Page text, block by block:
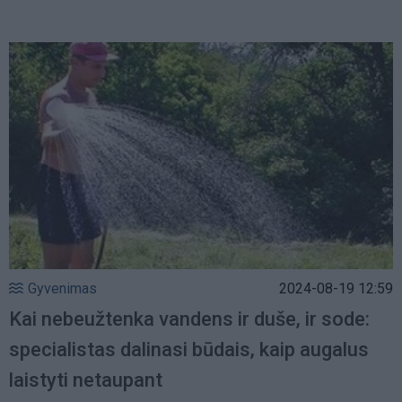
Gyvenimas 2024-08-19 12:59
Kai nebeužtenka vandens ir duše, ir sode:
specialistas dalinasi būdais, kaip augalus
laistyti netaupant